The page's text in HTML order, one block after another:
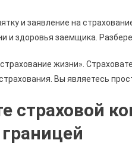
и заявление на
и здоровья заемщика.
жизни».
Вы являетесь
страховой